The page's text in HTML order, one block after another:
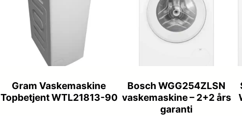
Gram Vaskemaskine
Topbetjent WTL21813-90
Bosch WGG254ZLSN
vaskemaskine – 2+2 års
garanti